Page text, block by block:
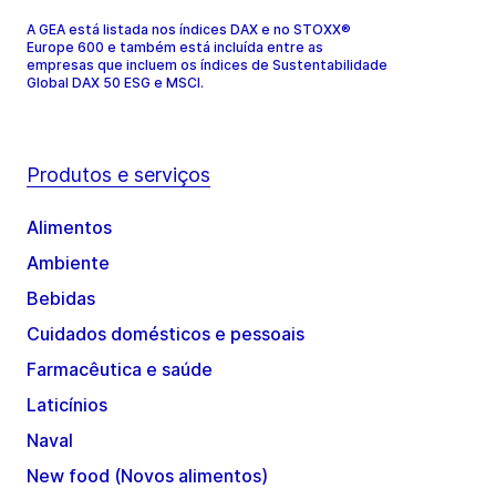
A GEA está listada nos índices DAX e no STOXX®
Europe 600 e também está incluída entre as
empresas que incluem os índices de Sustentabilidade
Global DAX 50 ESG e MSCI.
Produtos e serviços
Alimentos
Ambiente
Bebidas
Cuidados domésticos e pessoais
Farmacêutica e saúde
Laticínios
Naval
New food (Novos alimentos)